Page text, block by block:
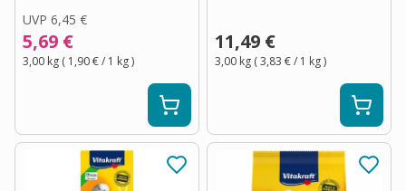
UVP 6,45 €
5,69 €
3,00 kg ( 1,90 €/ 1 kg)
11,49 €
3,00 kg (3,83 €/ 1 kg)